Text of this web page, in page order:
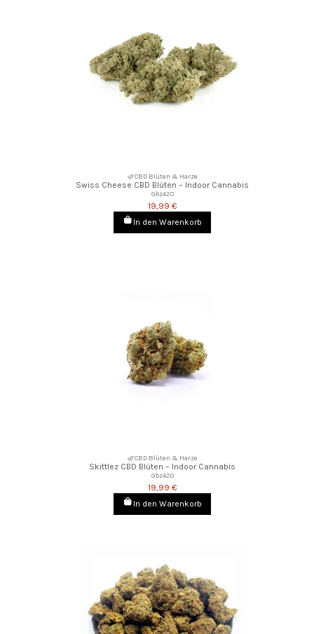
🌿CBD Blüten & Harze
Swiss Cheese CBD Blüten – Indoor Cannabis
Gbz420
19,99 €
In den Warenkorb
🌿CBD Blüten & Harze
Skittlez CBD Blüten – Indoor Cannabis
Gbz420
19,99 €
In den Warenkorb